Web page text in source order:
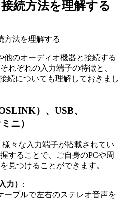
続方法を理解する
方法を理解する
他のオーディオ機器と接続する
れぞれの入力端子の特徴と、
続についても理解しておきまし
）、USB、
ニ）
々な入力端子が搭載されてい
することで、ご自身のPCや周
見つけることができます。
力） :
ーブルで左右のステレオ音声を